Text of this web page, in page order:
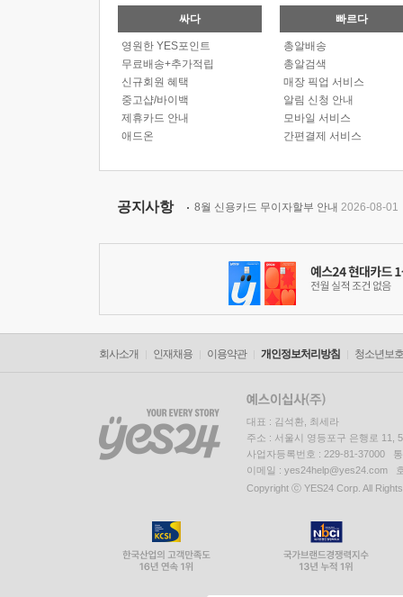
싸다
영원한 YES포인트
무료배송+추가적립
신규회원 혜택
중고샵/바이백
제휴카드 안내
애드온
빠르다
총알배송
총알검색
매장 픽업 서비스
알림 신청 안내
모바일 서비스
간편결제 서비스
공지사항 8월 신용카드 무이자할부 안내 2026-08-01
회사소개 인재채용 이용약관 개인정보처리방침 청소년보
대표 : 김석환, 최세라
주소 : 서울시 영등포구 은행로 11,
사업자등록번호 : 229-81-37000
이메일 : yes24help@yes24.com
Copyright ⓒ YES24 Corp. All